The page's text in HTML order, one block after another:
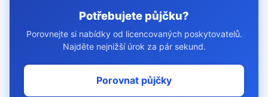
Potřebujete půjčku?
Porovnejte si nabídky od licencovaných poskytovatelů.
Najděte nejnižší úrok za pár sekund.
Porovnat půjčky